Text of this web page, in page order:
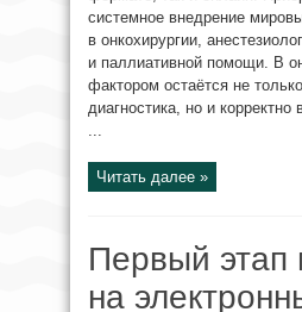
системное внедрение
в онкохирургии,
и паллиативной помощи. В
фактором остаётся не
диагностика, но и корректно
...
Читать далее »
Первый этап
на